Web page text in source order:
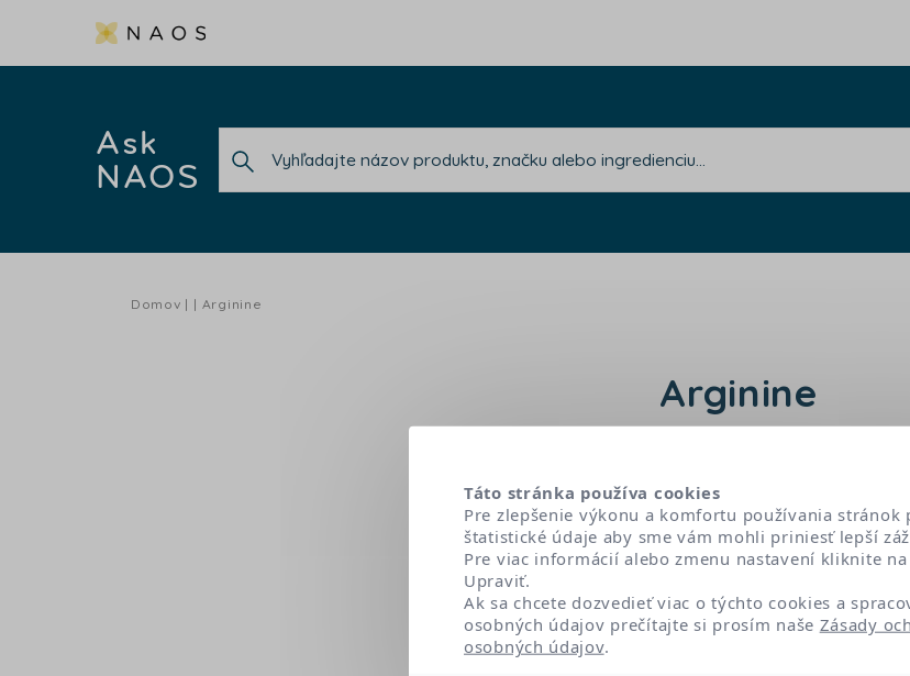
Ask
NAOS
Domov Arginine
Arginine
Prispieva k homogenite a stabilizácii
Táto stránka používa cookies
Pre zlepšenie výkonu a komfortu používania stránok
štatistické údaje aby sme vám mohli priniesť lepší
Pre viac informácií alebo zmenu nastavení kliknite
Upraviť.
Ak sa chcete dozvedieť viac o týchto cookies a
osobných údajov prečítajte si prosím naše Zásady
osobných údajov.